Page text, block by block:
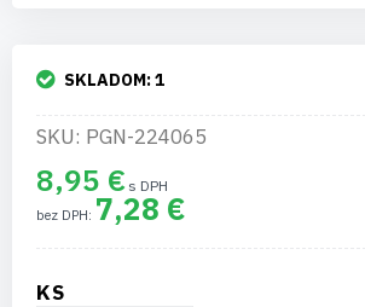
SKLADOM:1
SKU: PGN-224065
8,95 €
7,28 €
KS